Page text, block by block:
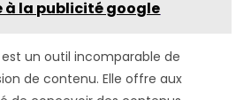
à la publicité google
est un outil incomparable de
de contenu. Elle offre aux